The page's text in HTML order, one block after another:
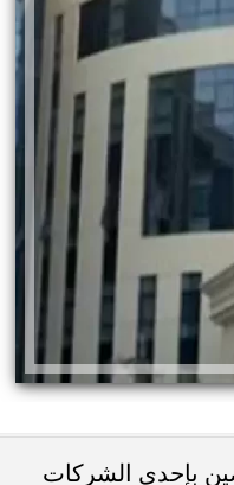
الجوى من ضبط عدد (5 طرود) خاصين بإحدى الشركات